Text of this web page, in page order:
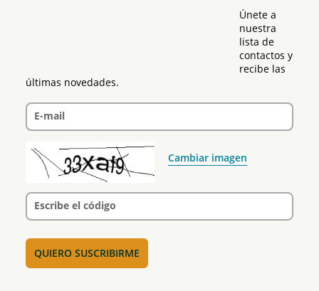
Únete a
nuestra
lista de
contactos y
recibe las
últimas novedades.
E-mail
Cambiar imagen
Escribe el código